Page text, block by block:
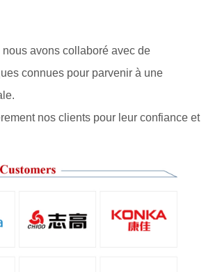
avons collaboré avec de
connues pour parvenir à une
nos clients pour leur confiance et